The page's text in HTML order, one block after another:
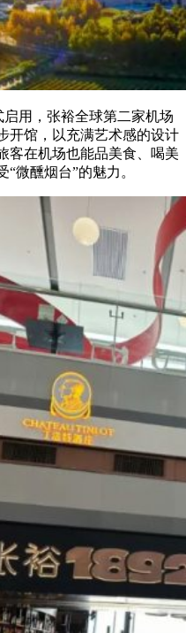
用，张裕全球第二家机场
馆，以充满艺术感的设计
客在机场也能品美食、喝美
微醺烟台”的魅力。